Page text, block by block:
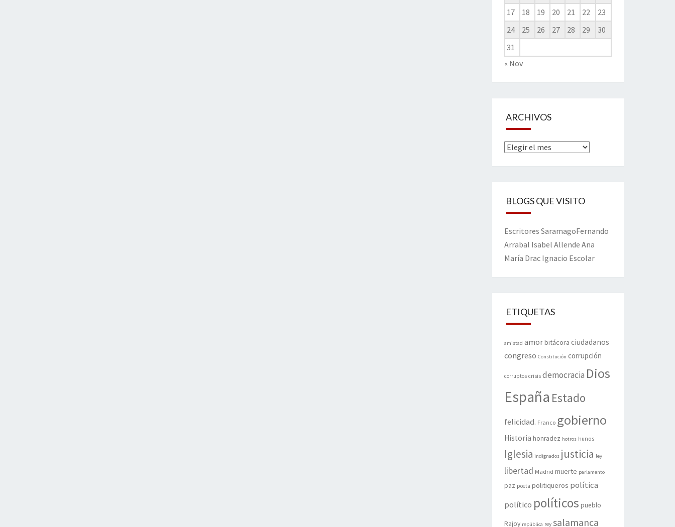
17
18 19 20 21 22
23
24
25 26 27 28 29
30
31
« Nov
ARCHIVOS
Archivos
BLOGS QUE VISITO
Escritores SaramagoFernando
Arrabal Isabel Allende Ana
María Drac Ignacio Escolar
ETIQUETAS
amistad amorbitácora ciudadanos
congreso Constitución corrupción
corruptos crisis democracia Dios
España Estado
felicidad. Franco gobierno
Historia honradez hotros hunos
Iglesia indignados justicia ley
libertad Madrid muerte parlamento
paz poeta politiqueros política
político políticos pueblo
Rajoy república rey salamanca